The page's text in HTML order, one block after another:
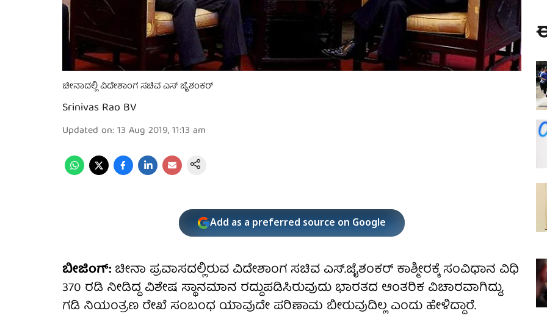
ಚೀನಾದಲ್ಲಿ ವಿದೇಶಾಂಗ ಸಚಿವ ಎಸ್ ಜೈಶಂಕರ್
Srinivas Rao BV
Updated on:13 Aug 2019, 11:13 am
Add as a preferred source on Google
ಬೀಜಿಂಗ್: ಚೀನಾ ಪ್ರವಾಸದಲ್ಲಿರುವ ವಿದೇಶಾಂಗ ಸಚಿವ ಎಸ್‌.ಜೈಶಂಕರ್ ಕಾಶ್ಮೀರಕ್ಕೆ ಸಂವಿಧಾನ ವಿಧಿ
370 ರಡಿ ನೀಡಿದ್ದ ವಿಶೇಷ ಸ್ಥಾನಮಾನ ರದ್ದುಪಡಿಸಿರುವುದು ಭಾರತದ ಆಂತರಿಕ ವಿಚಾರವಾಗಿದ್ದು,
ಗಡಿ ನಿಯಂತ್ರಣ ರೇಖೆ ಸಂಬಂಧ ಯಾವುದೇ ಪರಿಣಾಮ ಬೀರುವುದಿಲ್ಲ ಎಂದು ಹೇಳಿದ್ದಾರೆ.